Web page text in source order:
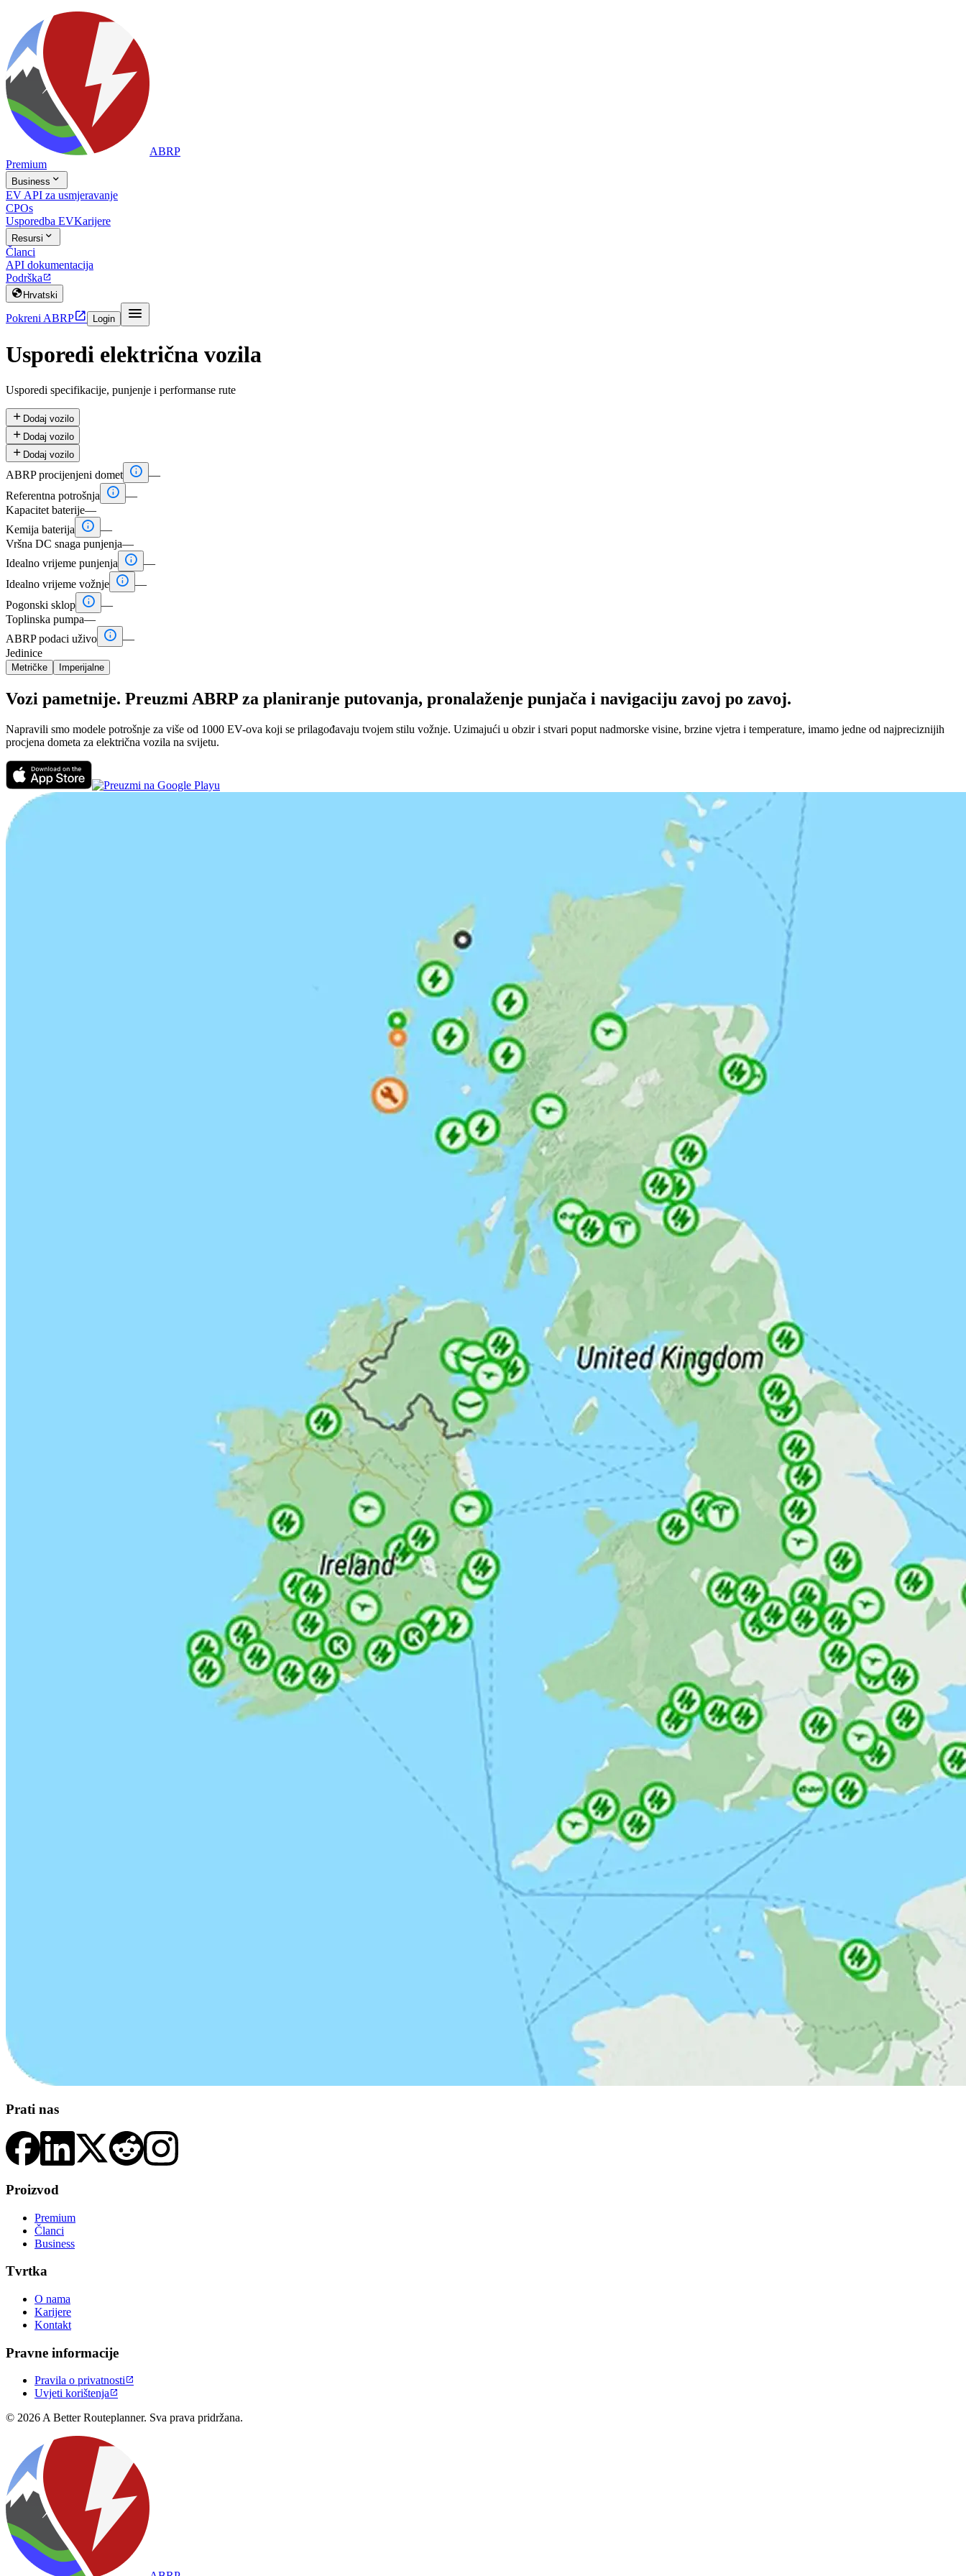
ABRP
Premium
Business 
EV API za usmjeravanje
CPOs
Usporedba EVKarijere
Resursi 
Članci
API dokumentacija
Podrška 
 Hrvatski
Pokreni ABRP Login 
Usporedi električna vozila
Usporedi specifikacije, punjenje i performanse rute
 Dodaj vozilo
 Dodaj vozilo
 Dodaj vozilo
ABRP procijenjeni domet  —
Referentna potrošnja
 —
Kapacitet baterije—
Kemija baterija
 —
Vršna DC snaga punjenja—
Idealno vrijeme punjenja
 —
Idealno vrijeme vožnje  —
Pogonski sklop  —
Toplinska pumpa—
ABRP podaci uživo  —
Jedinice
Metričke Imperijalne
Vozi pametnije. Preuzmi ABRP za planiranje putovanja, pronalaženje punjača i navigaciju zavoj po zavoj.
Napravili smo modele potrošnje za više od 1000 EV-ova koji se prilagođavaju tvojem stilu vožnje. Uzimajući u obzir i stvari poput nadmorske visine, brzine vjetra i temperature, imamo jedne od najpreciznijih
procjena dometa za električna vozila na svijetu.
Prati nas
Proizvod
Premium
Članci
Business
Tvrtka
O nama
Karijere
Kontakt
Pravne informacije
Pravila o privatnosti
Uvjeti korištenja
© 2026 A Better Routeplanner. Sva prava pridržana.